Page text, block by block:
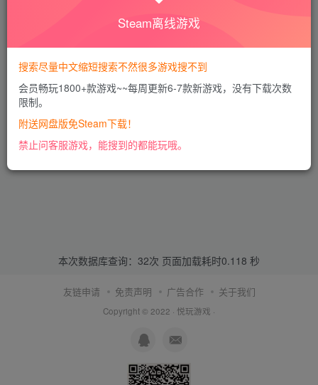
本次数据库查询：32次 页面加载耗时0.118 秒
友链申请 免责声明 广告合作 关于我们
Copyright © 2022 · 悦玩游戏 ·
Steam离线游戏
搜索尽量中文缩短搜索不然很多游戏搜不到
会员畅玩1800+款游戏~~每周更新6-7款新游戏，没有下载次数
限制。
附送网盘版免Steam下载！
禁止问客服游戏，能搜到的都能玩哦。